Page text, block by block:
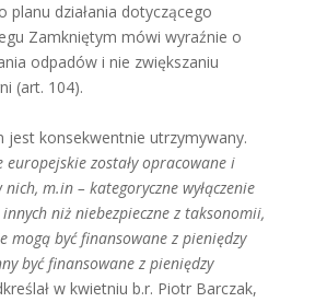
planu działania dotyczącego
Zamkniętym mówi wyraźnie o
odpadów i nie zwiększaniu
(art. 104).
jest konsekwentnie utrzymywany.
europejskie zostały opracowane i
m.in – kategoryczne wyłączenie
niż niebezpieczne z taksonomii,
mogą być finansowane z pieniędzy
być finansowane z pieniędzy
w kwietniu b.r. Piotr Barczak,